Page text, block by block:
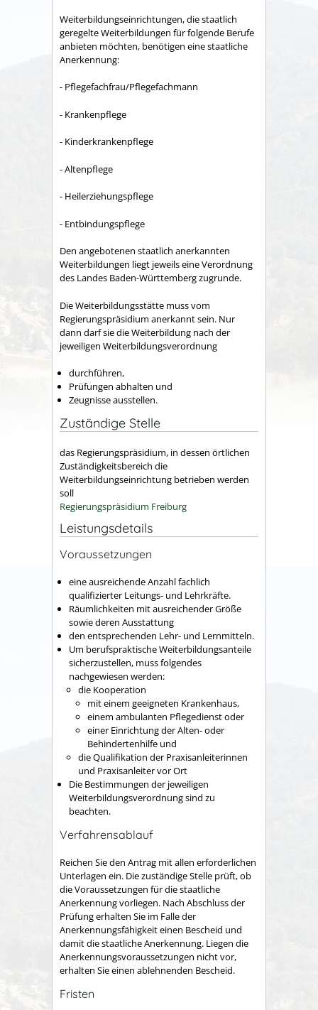
Weiterbildungseinrichtungen, die staatlich
geregelte Weiterbildungen für folgende Berufe
anbieten möchten, benötigen eine staatliche
Anerkennung:
- Pflegefachfrau/Pflegefachmann
- Krankenpflege
- Kinderkrankenpflege
- Altenpflege
- Heilerziehungspflege
- Entbindungspflege
Den angebotenen staatlich anerkannten
Weiterbildungen liegt jeweils eine Verordnung
des Landes Baden-Württemberg zugrunde.
Die Weiterbildungsstätte muss vom
Regierungspräsidium anerkannt sein. Nur
dann darf sie die Weiterbildung nach der
jeweiligen Weiterbildungsverordnung
durchführen,
Prüfungen abhalten und
Zeugnisse ausstellen.
Zuständige Stelle
das Regierungspräsidium, in dessen örtlichen
Zuständigkeitsbereich die
Weiterbildungseinrichtung betrieben werden
soll
Regierungspräsidium Freiburg
Leistungsdetails
Voraussetzungen
eine ausreichende Anzahl fachlich
qualifizierter Leitungs- und Lehrkräfte.
Räumlichkeiten mit ausreichender Größe
sowie deren Ausstattung
den entsprechenden Lehr- und Lernmitteln.
Um berufspraktische Weiterbildungsanteile
sicherzustellen, muss folgendes
nachgewiesen werden:
die Kooperation
mit einem geeigneten Krankenhaus,
einem ambulanten Pflegedienst oder
einer Einrichtung der Alten- oder
Behindertenhilfe und
die Qualifikation der Praxisanleiterinnen
und Praxisanleiter vor Ort
Die Bestimmungen der jeweiligen
Weiterbildungsverordnung sind zu
beachten.
Verfahrensablauf
Reichen Sie den Antrag mit allen erforderlichen
Unterlagen ein. Die zuständige Stelle prüft, ob
die Voraussetzungen für die staatliche
Anerkennung vorliegen. Nach Abschluss der
Prüfung erhalten Sie im Falle der
Anerkennungsfähigkeit einen Bescheid und
damit die staatliche Anerkennung. Liegen die
Anerkennungsvoraussetzungen nicht vor,
erhalten Sie einen ablehnenden Bescheid.
Fristen